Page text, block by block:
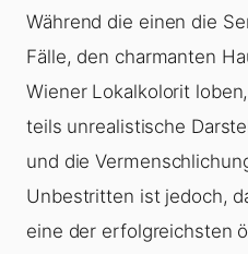
Während die einen die
Fälle, den charmanten
Wiener Lokalkolorit
teils unrealistische
und die
Unbestritten ist jedoch,
eine der erfolgreichsten